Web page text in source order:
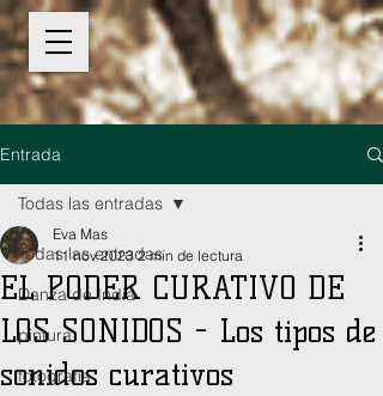
Entrada
Todas las entradas
Danza de India
pintura
fotografia
Todas las entradas
EL PODER CURATIVO DE
LOS SONIDOS - Los tipos de
sonidos curativos
Eva Mas
11 nov 2023 2 min de lectura